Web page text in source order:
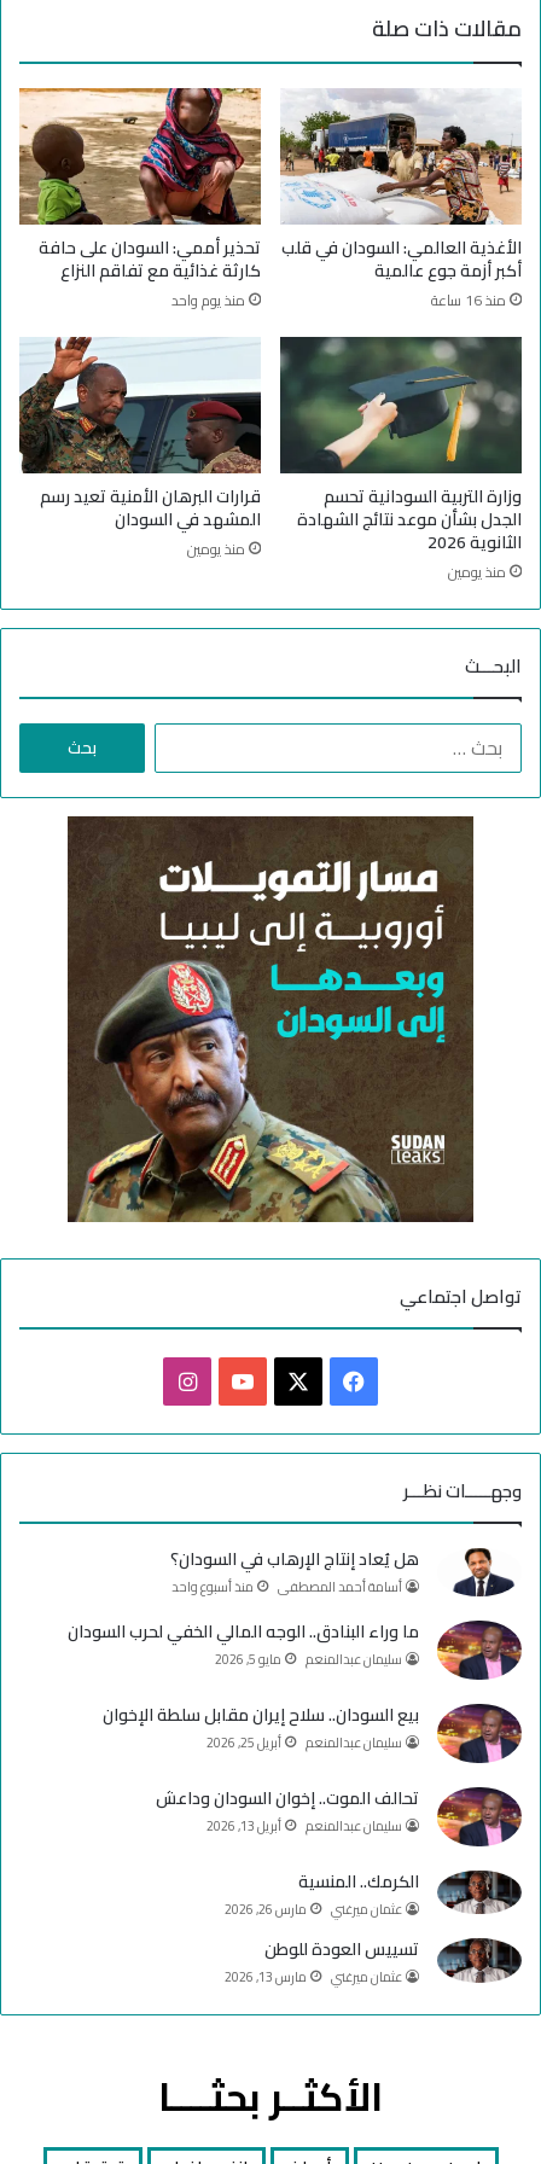
ل
ت
س
ع
ا
ل
ث
ي
ث
ة
ف
ي
ا
ل
س
ا
ن
ف
د
ل
م
ق
ا
م
ة
ا
ل
ش
ع
ب
ي
و
ل
ا
ي
ا
ل
ن
ي
ل
أ
مقالات ذات صلة
الأغذية العالمي: السودان في قلب
أكبر أزمة جوع عالمية
منذ 16 ساعة
تحذير أممي: السودان على حافة
كارثة غذائية مع تفاقم النزاع
منذ يوم واحد
وزارة التربية السودانية تحسم
الجدل بشأن موعد نتائج الشهادة
الثانوية 2026
منذ يومين
قرارات البرهان الأمنية تعيد رسم
المشهد في السودان
منذ يومين
البحـــث
ا
ح
تواصل اجتماعي
ي
ب
و
ك
X
Y
u
T
u
b
e
ن
ت
ق
م
وجهـــــات نظـــر
هل يُعاد إنتاج الإرهاب في السودان؟
أسامة أحمد المصطفى منذ أسبوع واحد
ما وراء البنادق.. الوجه المالي الخفي لحرب السودان
سليمان عبدالمنعم مايو 5, 2026
بيع السودان.. سلاح إيران مقابل سلطة الإخوان
سليمان عبدالمنعم أبريل 25, 2026
تحالف الموت.. إخوان السودان وداعش
سليمان عبدالمنعم أبريل 13, 2026
الكرمك.. المنسية
عثمان ميرغني مارس 26, 2026
تسييس العودة للوطن
عثمان ميرغني مارس 13, 2026
الأكثــر بحثــــا